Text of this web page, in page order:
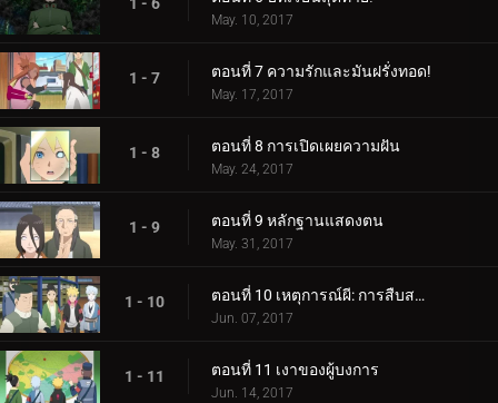
May. 10, 2017
1 - 7 ตอนที่ 7 ความรักและมันฝรั่งทอด!
May. 17, 2017
1 - 8 ตอนที่ 8 การเปิดเผยความฝัน
May. 24, 2017
1 - 9 ตอนที่ 9 หลักฐานแสดงตน
May. 31, 2017
1 - 10 ตอนที่ 10 เหตุการณ์ผี: การสืบสวนเริ่มต้นขึ้น!
Jun. 07, 2017
1 - 11 ตอนที่ 11 เงาของผู้บงการ
Jun. 14, 2017